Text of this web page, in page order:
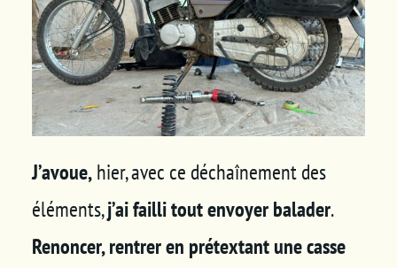
J’avoue,hier, avec ce déchaînement des
éléments,j’ai failli tout envoyer balader.
Renoncer, rentrer en prétextant une casse